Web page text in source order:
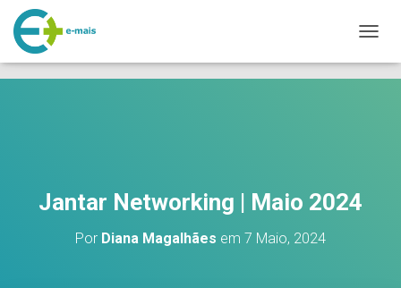
L
T
makeporngreatagain.pro
www.yeahporn.top
a seductive occasion.
fuck.
Jantar Networking | Maio 2024
Por Diana Magalhães em 7 Maio, 2024